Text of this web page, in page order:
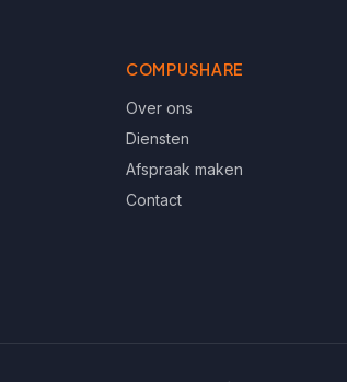
COMPUSHARE
Over ons
Diensten
Afspraak maken
Contact